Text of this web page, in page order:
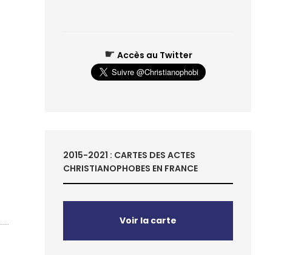
☛ Accès au Twitter
2015-2021 : CARTES DES ACTES
CHRISTIANOPHOBES EN FRANCE
Voir la carte